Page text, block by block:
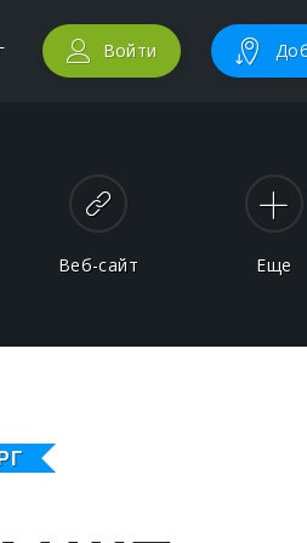
Войти
Веб-сайт Еще